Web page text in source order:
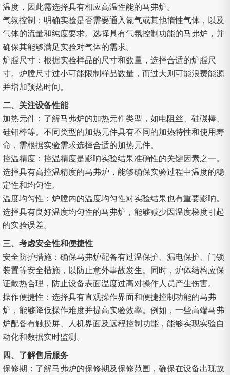
温度，因此需选择具有相应高温性能的马弗炉。
气氛控制：明确实验是否需要通入氮气或其他惰性气体，以及
气体的流量和纯度要求。选择具有气氛控制功能的马弗炉，并
确保其能够满足实验对气体的需求。
炉膛尺寸：根据实验样品的尺寸和数量，选择合适的炉膛尺
寸。炉膛尺寸过小可能限制样品数量，而过大则可能浪费能源
并增加预热时间。
二、关注设备性能
加热元件：了解马弗炉的加热元件类型，如电阻丝、硅碳棒、
硅钼棒等。不同类型的加热元件具有不同的加热特性和使用寿
命，需根据实验需求选择合适的加热元件。
控温精度：控温精度是影响实验结果准确性的关键因素之一。
选择具有高控温精度的马弗炉，能够确保实验过程中温度的稳
定性和均匀性。
温度均匀性：炉膛内的温度均匀性对实验结果也有重要影响。
选择具有良好温度均匀性的马弗炉，能够减少因温度梯度引起
的实验误差。
三、考虑安全性和便捷性
安全防护措施：确保马弗炉配备有过温保护、漏电保护、门锁
装置等安全措施，以防止意外事故发生。同时，炉体结构应保
证散热合理，防止设备表面温度过高对操作人员产生伤害。
操作便捷性：选择具有直观操作界面和便捷控制功能的马弗
炉，能够降低操作难度并提高实验效率。例如，一些高端马弗
炉配备有触摸屏、人机界面及远程控制功能，能够实现实验自
动化和数据实时监测。
四、了解售后服务
保修期：了解马弗炉的保修期及保修范围，确保在设备出现故